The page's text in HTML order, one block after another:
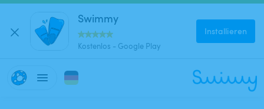
Swimmy
Kostenlos - Google Play
Installieren